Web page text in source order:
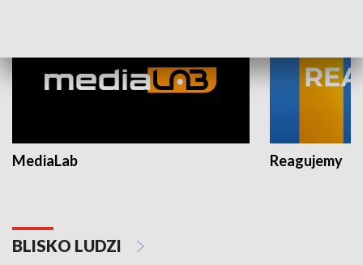
MediaLab Reagujemy
BLISKO LUDZI